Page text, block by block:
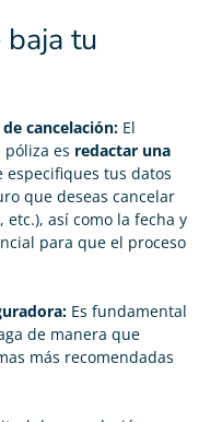
baja tu
cancelación: El
es redactar una
especifiques tus datos
que deseas cancelar
así como la fecha y
para que el proceso
Es fundamental
de manera que
más recomendadas